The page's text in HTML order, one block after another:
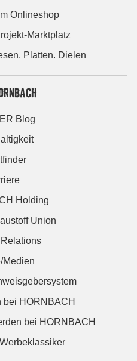
Onlineshop
Marktplatz
Platten. Dielen
Blog
Holding
Union
Relations
Medien
bei HORNBACH
bei HORNBACH